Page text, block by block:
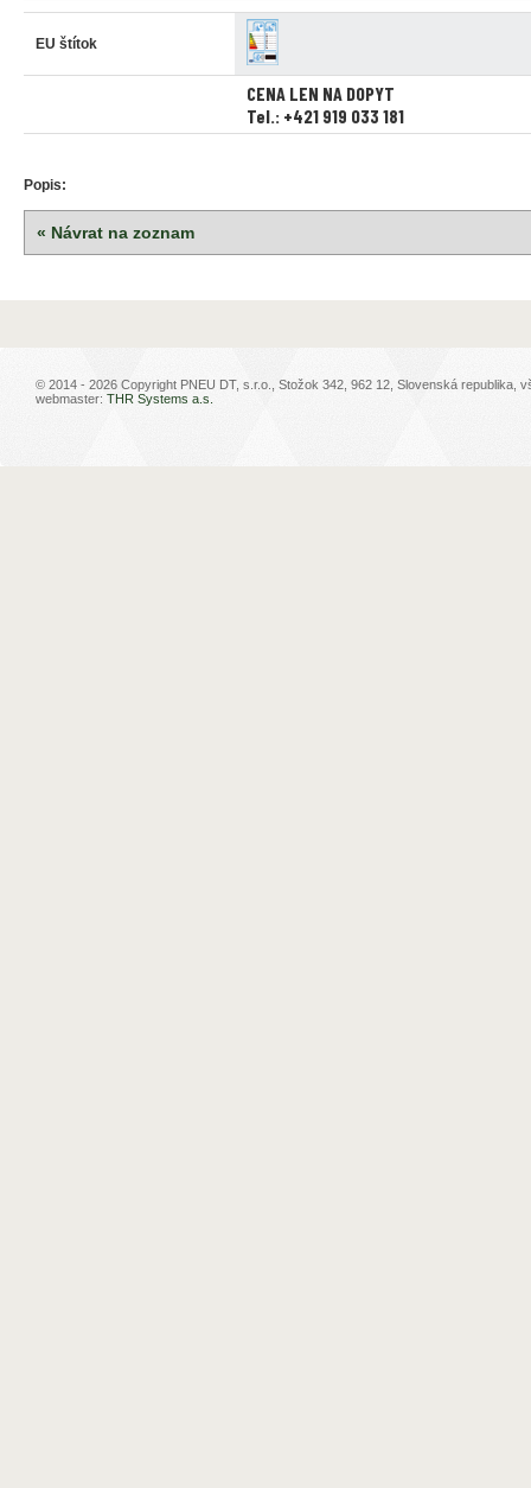
EU štítok
CENA LEN NA DOPYT
Tel.: +421 919 033 181
Popis:
« Návrat na zoznam
© 2014 - 2026 Copyright PNEU DT, s.r.o., Stožok 342, 962 12, Slovenská republika,
webmaster: THR Systems a.s.